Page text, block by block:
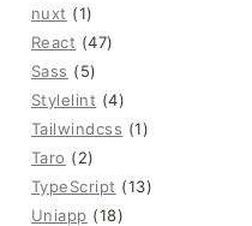
nuxt (1)
React (47)
Sass (5)
Stylelint (4)
Tailwindcss (1)
Taro (2)
TypeScript (13)
Uniapp (18)